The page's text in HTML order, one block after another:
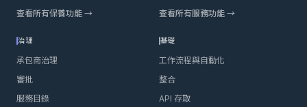
查看所有保養功能 →
查看所有服務功能 →
治理
承包商治理
審批
服務目錄
基礎
工作流程與自動化
整合
API 存取